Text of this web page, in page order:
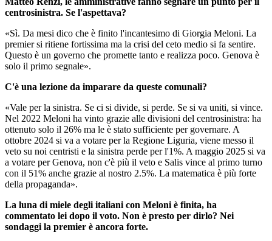
centrosinistra. Se l'aspettava?
«Sì. Da mesi dico che è finito l'incantesimo di Giorgia Meloni. La
premier si ritiene fortissima ma la crisi del ceto medio si fa sentire.
Questo è un governo che promette tanto e realizza poco. Genova è
solo il primo segnale».
C'è una lezione da imparare da queste comunali?
«Vale per la sinistra. Se ci si divide, si perde. Se si va uniti, si vince.
Nel 2022 Meloni ha vinto grazie alle divisioni del centrosinistra: ha
ottenuto solo il 26% ma le è stato sufficiente per governare. A
ottobre 2024 si va a votare per la Regione Liguria, viene messo il
veto su noi centristi e la sinistra perde per l'1%. A maggio 2025 si va
a votare per Genova, non c'è più il veto e Salis vince al primo turno
con il 51% anche grazie al nostro 2.5%. La matematica è più forte
della propaganda».
La luna di miele degli italiani con Meloni è finita, ha
commentato lei dopo il voto. Non è presto per dirlo? Nei
sondaggi la premier è ancora forte.